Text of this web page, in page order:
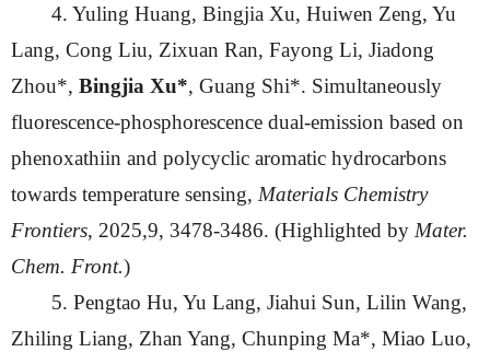
4. Yuling Huang, Bingjia Xu, Huiwen Zeng, Yu
Lang, Cong Liu, Zixuan Ran, Fayong Li, Jiadong
Zhou*, Bingjia Xu*, Guang Shi*. Simultaneously
fluorescence-phosphorescence dual-emission based on
phenoxathiin and polycyclic aromatic hydrocarbons
towards temperature sensing, Materials Chemistry
Frontiers, 2025,9, 3478-3486. (Highlighted by Mater.
Chem. Front.)
5. Pengtao Hu, Yu Lang, Jiahui Sun, Lilin Wang,
Zhiling Liang, Zhan Yang, Chunping Ma*, Miao Luo,